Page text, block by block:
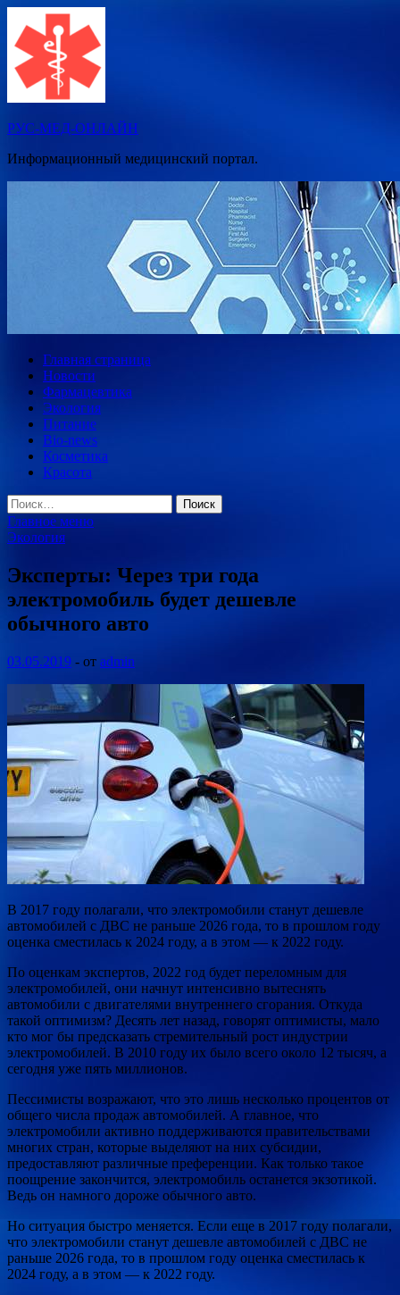
Перейти
содержимому
РУС-МЕД-ОНЛАЙН
Информационный медицинский портал.
Главная страница
Новости
Фармацевтика
Экология
Питание
Bio-news
Косметика
Красота
Найти:
Главное меню
Экология
Эксперты: Через три года
электромобиль будет дешевле
обычного авто
03.05.2019 - от admin
В 2017 году полагали, что электромобили станут дешевле
автомобилей с ДВС не раньше 2026 года, то в прошлом году
оценка сместилась к 2024 году, а в этом — к 2022 году.
По оценкам экспертов, 2022 год будет переломным для
электромобилей, они начнут интенсивно вытеснять
автомобили с двигателями внутреннего сгорания. Откуда
такой оптимизм? Десять лет назад, говорят оптимисты, мало
кто мог бы предсказать стремительный рост индустрии
электромобилей. В 2010 году их было всего около 12 тысяч, а
сегодня уже пять миллионов.
Пессимисты возражают, что это лишь несколько процентов от
общего числа продаж автомобилей. А главное, что
электромобили активно поддерживаются правительствами
многих стран, которые выделяют на них субсидии,
предоставляют различные преференции. Как только такое
поощрение закончится, электромобиль останется экзотикой.
Ведь он намного дороже обычного авто.
Но ситуация быстро меняется. Если еще в 2017 году полагали,
что электромобили станут дешевле автомобилей с ДВС не
раньше 2026 года, то в прошлом году оценка сместилась к
2024 году, а в этом — к 2022 году.